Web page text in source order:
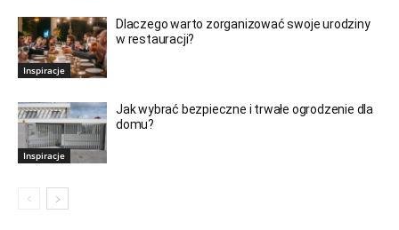
Inspiracje
Dlaczego warto zorganizować swoje urodziny
w restauracji?
Inspiracje
Jak wybrać bezpieczne i trwałe ogrodzenie dla
domu?